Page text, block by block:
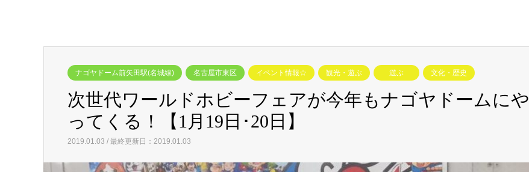
ナゴヤドーム前矢田駅(名城線) 名古屋市東区 イベント情報☆ 観光・遊ぶ 遊ぶ 文化・歴史
次世代ワールドホビーフェアが今年もナゴヤドームにや
ってくる！【1月19日･20日】
2019.01.03 / 最終更新日：2019.01.03